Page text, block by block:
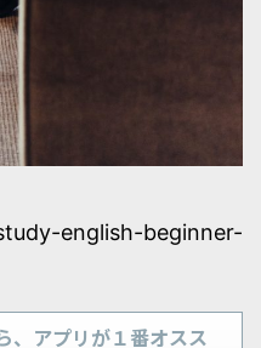
english-beginner-
、アプリが１番オスス